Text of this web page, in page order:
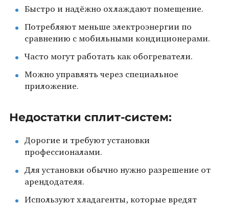
Быстро и надёжно охлаждают помещение.
Потребляют меньше электроэнергии по
сравнению с мобильными кондиционерами.
Часто могут работать как обогреватели.
Можно управлять через специальное
приложение.
Недостатки сплит-систем:
Дорогие и требуют установки
профессионалами.
Для установки обычно нужно разрешение от
арендодателя.
Используют хладагенты, которые вредят